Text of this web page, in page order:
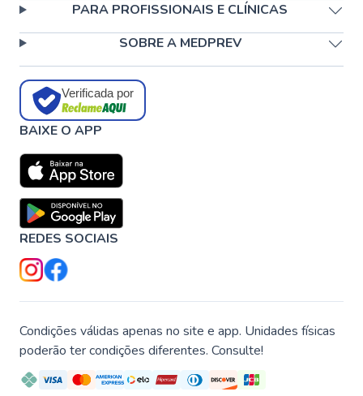
PARA PROFISSIONAIS E CLÍNICAS
SOBRE A MEDPREV
Verificada por
BAIXE O APP
REDES SOCIAIS
Condições válidas apenas no site e app. Unidades físicas
poderão ter condições diferentes. Consulte!